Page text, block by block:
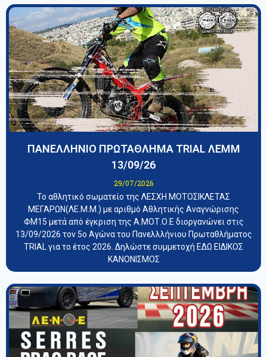
ΠΑΝΕΛΛΗΝΙΟ ΠΡΩΤΑΘΛΗΜΑ TRIAL ΛΕΜΜ
13/09/26
29/07/2026
Το αθλητικό σωματείο της ΛΕΣΧΗ ΜΟΤΟΣΙΚΛΕΤΑΣ
ΜΕΓΑΡΩΝ(ΛΕ.Μ.Μ.) με αριθμό Αθλητικής Αναγνώρισης
ΦΜ15 μετά από έγκριση της Α.ΜΟΤ.Ο.Ε διοργανώνει στις
13/09/2026 τον 5ο Αγώνα του Πανελλλήνιου Πρωταθλήματος
TRIAL για το έτος 2026. Δηλώστε συμμετοχή ΕΔΩ ΕΙΔΙΚΟΣ
ΚΑΝΟΝΙΣΜΟΣ